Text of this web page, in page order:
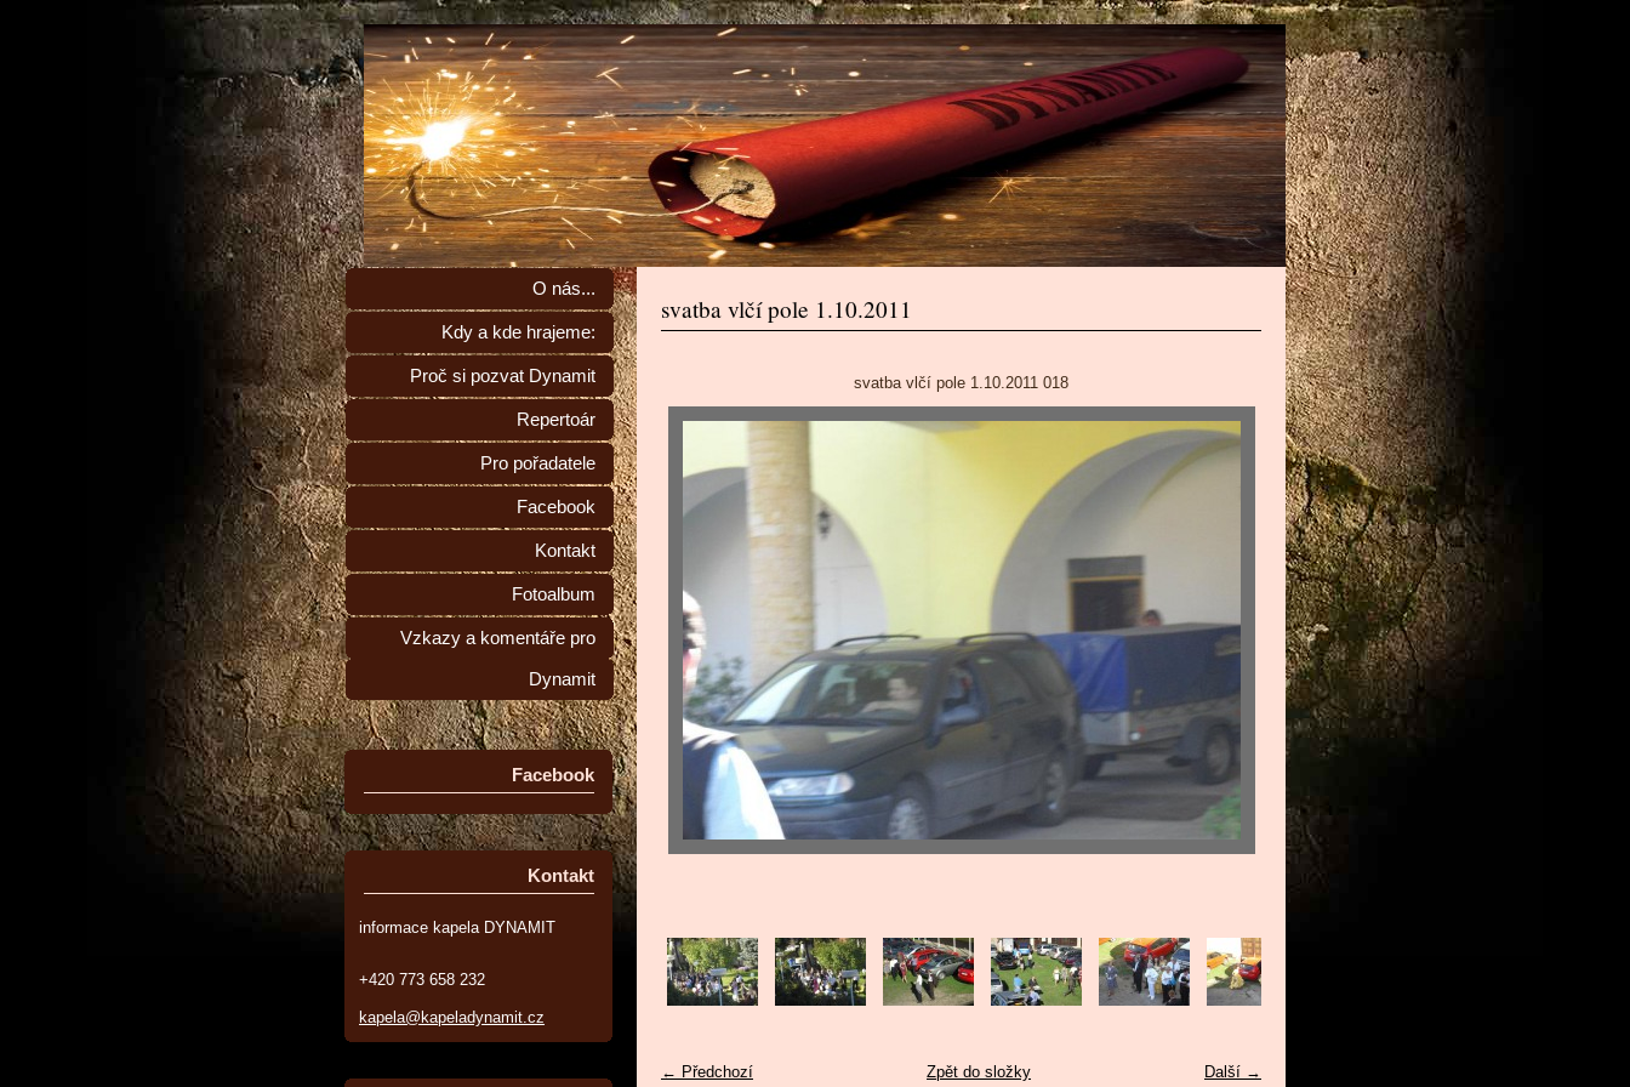
O nás...
Kdy a kde hrajeme:
Proč si pozvat Dynamit
Repertoár
Pro pořadatele
Facebook
Kontakt
Fotoalbum
Vzkazy a komentáře pro
Dynamit
Facebook
Kontakt
informace kapela DYNAMIT
+420 773 658 232
kapela@kapeladynamit.cz
svatba vlčí pole 1.10.2011
svatba vlčí pole 1.10.2011 018
← Předchozí Další →
Zpět do složky